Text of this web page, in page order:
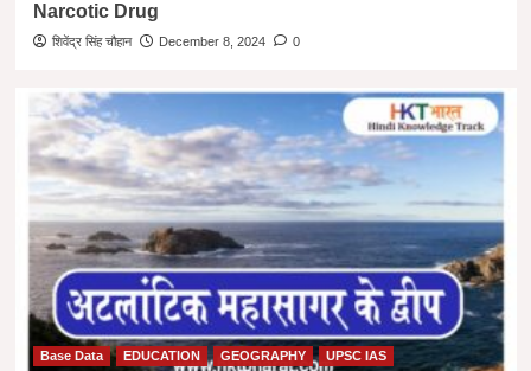
Narcotic Drug
शिवेंद्र सिंह चौहान December 8, 2024 0
Base Data EDUCATION GEOGRAPHY UPSC IAS